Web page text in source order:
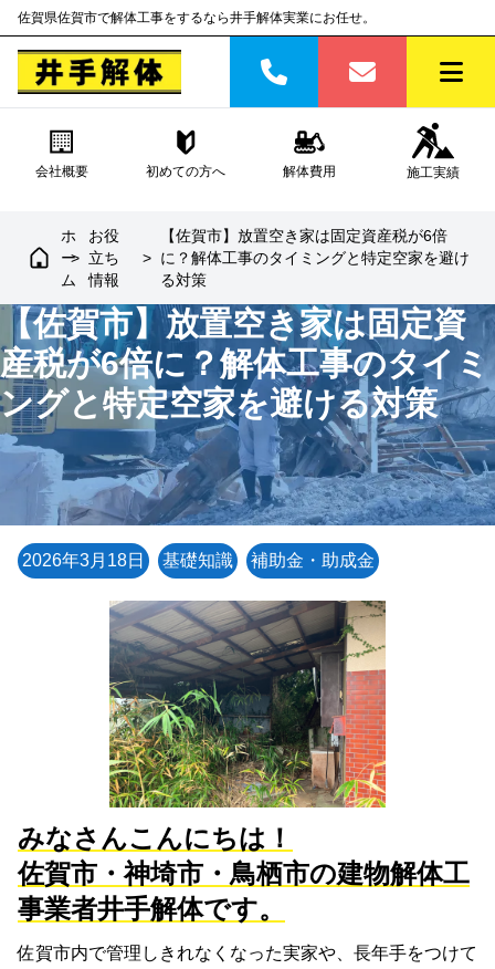
佐賀県佐賀市で解体工事をするなら井手解体実業にお任せ。
会社概要 初めての方へ 解体費用 施工実績
ホ
ー
ム
>
お役
立ち
情報
>
【佐賀市】放置空き家は固定資産税が6倍
に？解体工事のタイミングと特定空家を避け
る対策
【佐賀市】放置空き家は固定資
産税が6倍に？解体工事のタイミ
ングと特定空家を避ける対策
2026年3月18日 基礎知識 補助金・助成金
みなさんこんにちは！
佐賀市・神埼市・鳥栖市の建物解体工
事業者井手解体です。
佐賀市内で管理しきれなくなった実家や、長年手をつけて